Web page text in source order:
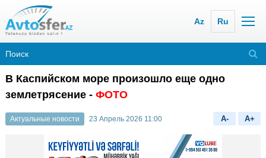
Az Ru
В Каспийском море произошло еще одно
землетрясение - ФОТО
Актуальные новости 23 Апрель 2026 11:00 A- A+